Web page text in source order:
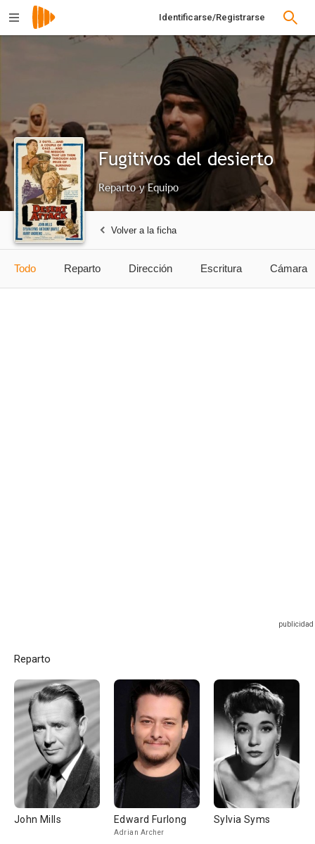
Identificarse/Registrarse
Fugitivos del desierto
Reparto y Equipo
Volver a la ficha
Todo Reparto Dirección Escritura Cámara
Reparto
John Mills Edward Furlong
Adrian Archer
Sylvia Syms